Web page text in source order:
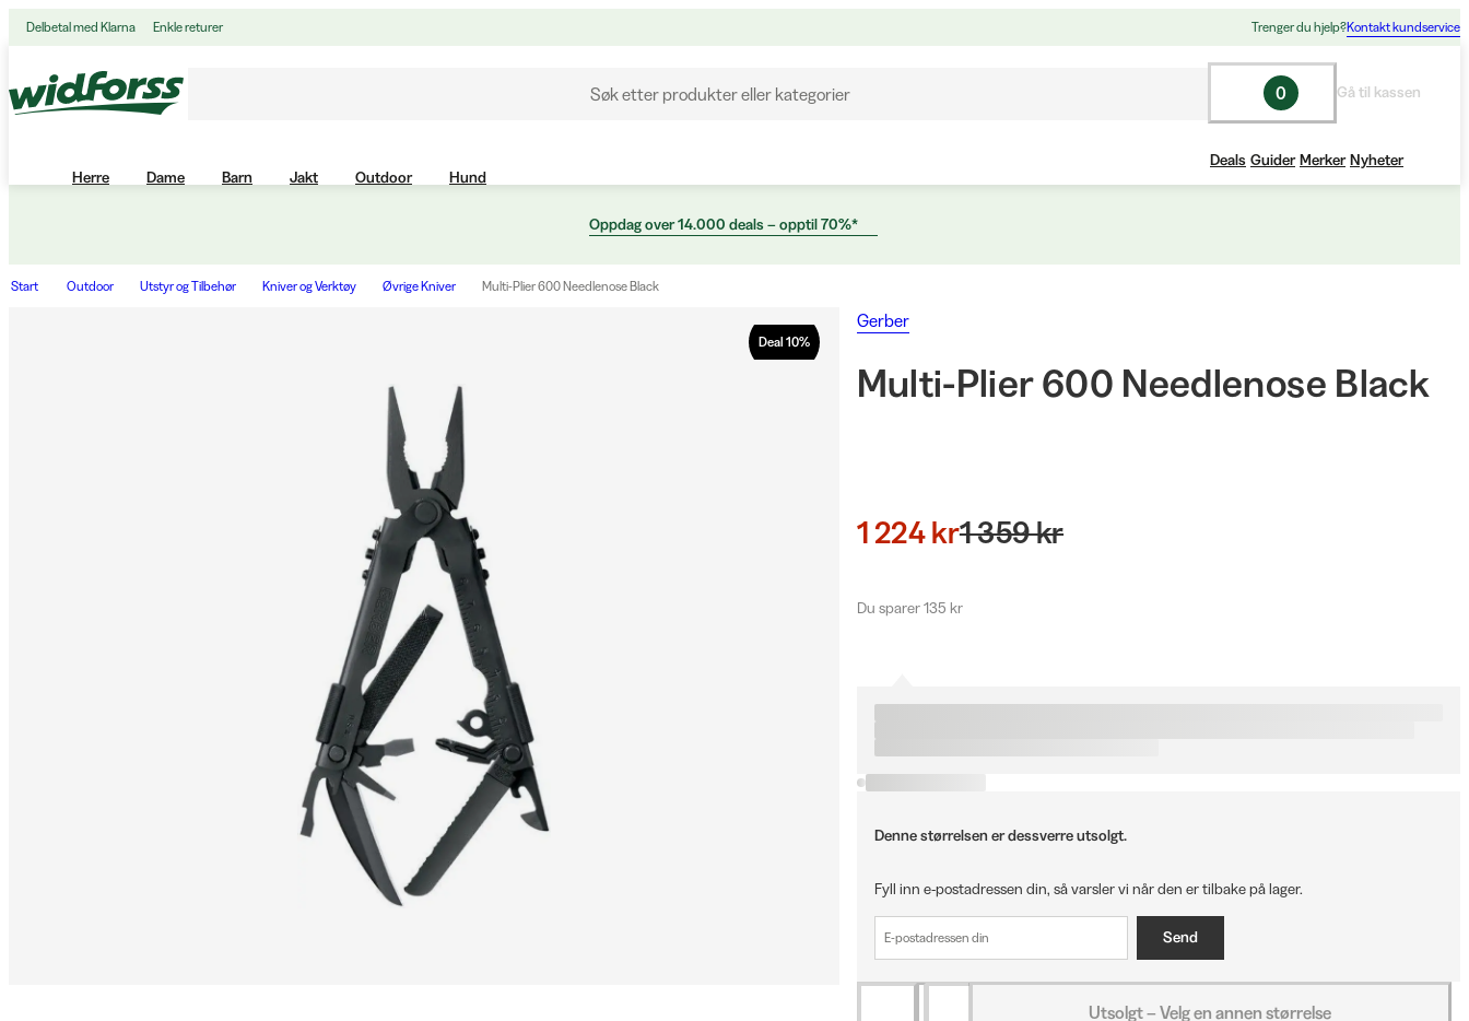
Delbetal med Klarna Enkle returer Trenger du hjelp?Kontakt kundservice
Søk etter produkter eller kategorier 0 Gå til kassen
Herre Dame Barn Jakt Outdoor Hund
Deals Guider Merker Nyheter
Oppdag over 14.000 deals – opptil 70%*
Start Outdoor Utstyr og Tilbehør Kniver og Verktøy Øvrige Kniver Multi-Plier 600 Needlenose Black
Deal 10%
Gerber
Multi-Plier 600 Needlenose Black
1 224 kr1 359 kr
Du sparer 135 kr
Denne størrelsen er dessverre utsolgt.
Fyll inn e-postadressen din, så varsler vi når den er tilbake på lager.
Send
Utsolgt – Velg en annen størrelse